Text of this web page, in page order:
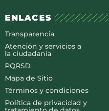
ENLACES
Transparencia
Atención y servicios a
la ciudadanía
PQRSD
Mapa de Sitio
Términos y condiciones
Política de privacidad y